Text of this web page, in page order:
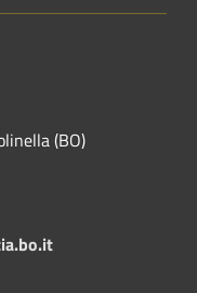
(BO)